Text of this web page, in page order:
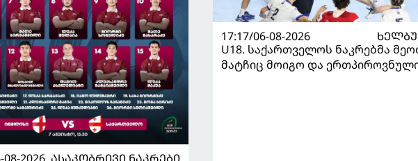
17:17/06-08-2026
U18. საქართველოს ნაკრებმა
მატჩიც მოიგო და